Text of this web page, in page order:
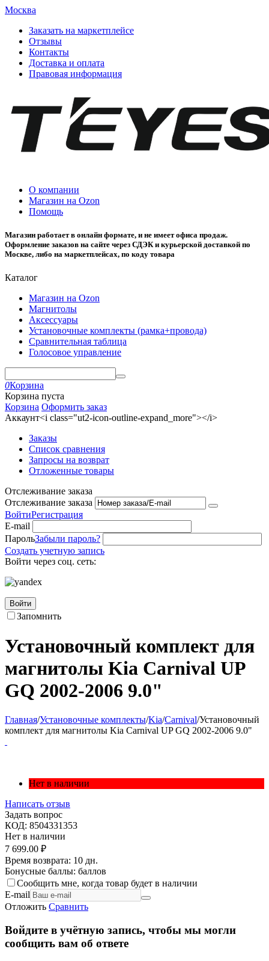
Москва
Заказать на маркетплейсе
Отзывы
Контакты
Доставка и оплата
Правовая информация
О компании
Магазин на Ozon
Помощь
Магазин работает в онлайн формате, и не имеет офиса продаж.
Оформление заказов на сайте через СДЭК и курьерской доставкой по
Москве, либо на маркетплейсах, по коду товара
Каталог
Магазин на Ozon
Магнитолы
Аксессуары
Установочные комплекты (рамка+провода)
Сравнительная таблица
Голосовое управление
0Корзина
Корзина пуста
Корзина Оформить заказ
Аккаунт<i class="ut2-icon-outline-expand_more"></i>
Заказы
Список сравнения
Запросы на возврат
Отложенные товары
Отслеживание заказа
Отслеживание заказа
ВойтиРегистрация
E-mail
ПарольЗабыли пароль?
Создать учетную запись
Войти через соц. сеть:
Войти
Запомнить
Установочный комплект для
магнитолы Kia Carnival UP
GQ 2002-2006 9.0"
Главная/Установочные комплекты/Kia/Carnival/Установочный
комплект для магнитолы Kia Carnival UP GQ 2002-2006 9.0"
Нет в наличии
Написать отзыв
Задать вопрос
КОД: 8504331353
Нет в наличии
7 699.00 ₽
Время возврата: 10 дн.
Бонусные баллы: баллов
Сообщить мне, когда товар будет в наличии
E-mail
Отложить Сравнить
Войдите в учётную запись, чтобы мы могли
сообщить вам об ответе